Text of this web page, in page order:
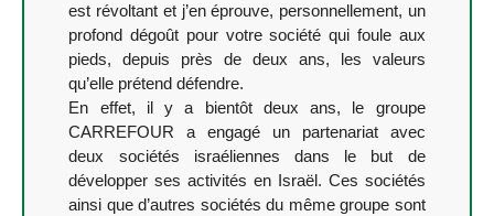
est révoltant et j’en éprouve, personnellement, un
profond dégoût pour votre société qui foule aux
pieds, depuis près de deux ans, les valeurs
qu’elle prétend défendre.
En effet, il y a bientôt deux ans, le groupe
CARREFOUR a engagé un partenariat avec
deux sociétés israéliennes dans le but de
développer ses activités en Israël. Ces sociétés
ainsi que d’autres sociétés du même groupe sont